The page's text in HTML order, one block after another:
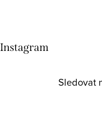
Instagram
Sledovat